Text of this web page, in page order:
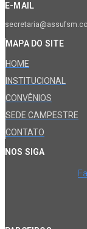
E-MAIL
MAPA DO SITE
HOME
INSTITUCIONAL
CONVÊNIOS
SEDE CAMPESTRE
CONTATO
NOS SIGA